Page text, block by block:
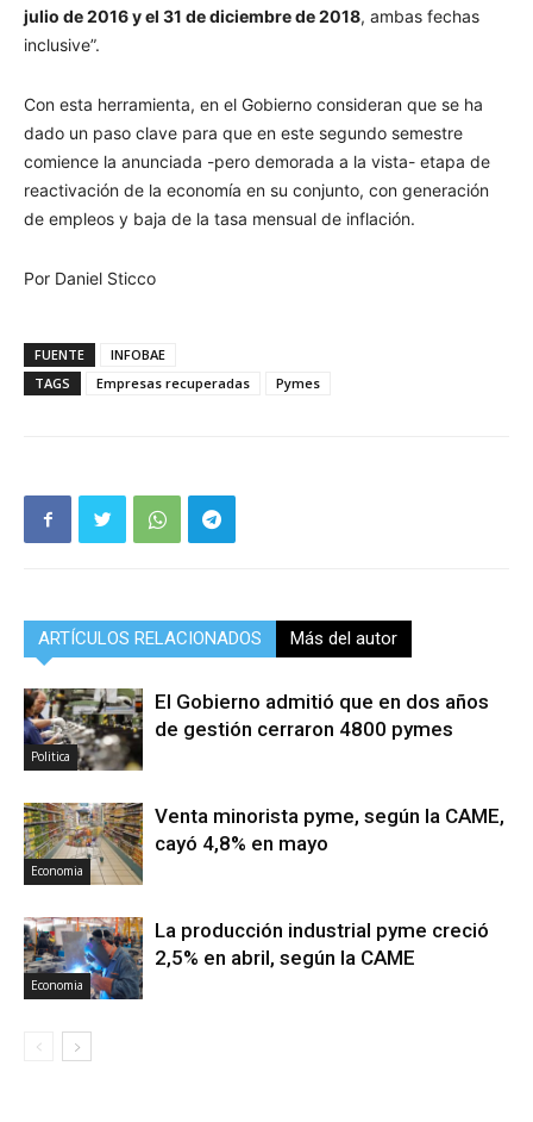
julio de 2016 y el 31 de diciembre de 2018, ambas fechas
inclusive”.
Con esta herramienta, en el Gobierno consideran que se ha
dado un paso clave para que en este segundo semestre
comience la anunciada -pero demorada a la vista- etapa de
reactivación de la economía en su conjunto, con generación
de empleos y baja de la tasa mensual de inflación.
Por Daniel Sticco
FUENTE
INFOBAE
TAGS
Empresas recuperadas Pymes
ARTÍCULOS RELACIONADOS Más del autor
Politica
El Gobierno admitió que en dos años
de gestión cerraron 4800 pymes
Economia
Venta minorista pyme, según la CAME,
cayó 4,8% en mayo
Economia
La producción industrial pyme creció
2,5% en abril, según la CAME